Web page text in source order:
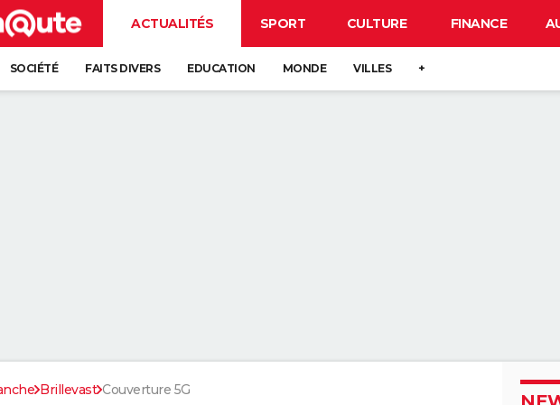
ACTUALITÉS SPORT CULTURE FINANCE
SOCIÉTÉ FAITS DIVERS EDUCATION MONDE VILLES +
Brillevast Couverture 5G